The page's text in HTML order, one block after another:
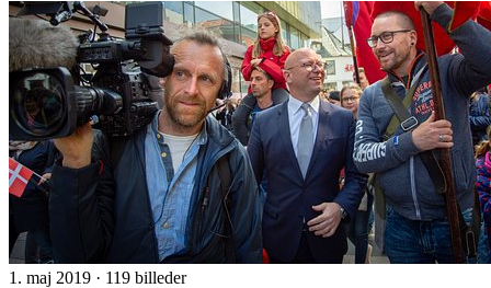
1. maj 2019 · 119 billeder